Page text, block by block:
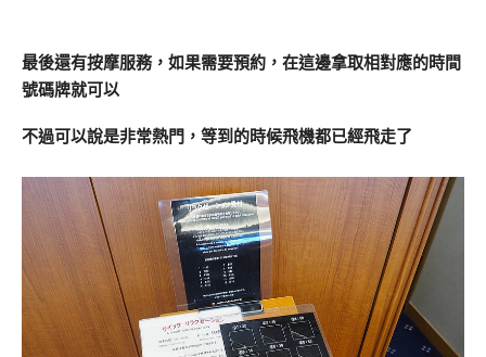
最後還有按摩服務，如果需要預約，在這邊拿取相對應的時間
號碼牌就可以
不過可以說是非常熱門，等到的時候飛機都已經飛走了